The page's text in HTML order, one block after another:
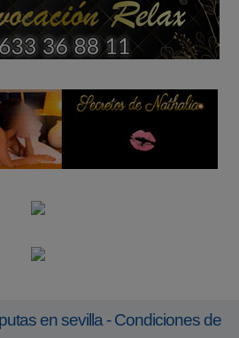
en sevilla - Condiciones de